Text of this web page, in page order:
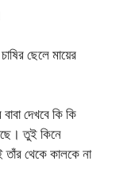
ছেলে মায়ের
দেখবে কি কি
তুই কিনে
তাঁর থেকে কালকে না